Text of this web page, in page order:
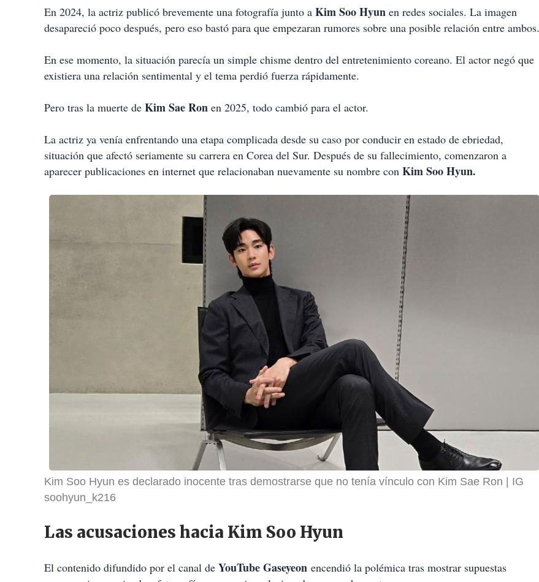
En 2024, la actriz publicó brevemente una fotografía junto a Kim Soo Hyun en redes sociales. La imagen
desapareció poco después, pero eso bastó para que empezaran rumores sobre una posible relación entre ambos.
En ese momento, la situación parecía un simple chisme dentro del entretenimiento coreano. El actor negó que
existiera una relación sentimental y el tema perdió fuerza rápidamente.
Pero tras la muerte de Kim Sae Ron en 2025, todo cambió para el actor.
La actriz ya venía enfrentando una etapa complicada desde su caso por conducir en estado de ebriedad,
situación que afectó seriamente su carrera en Corea del Sur. Después de su fallecimiento, comenzaron a
aparecer publicaciones en internet que relacionaban nuevamente su nombre con Kim Soo Hyun.
Kim Soo Hyun es declarado inocente tras demostrarse que no tenía vínculo con Kim Sae Ron
IG
soohyun_k216
Las acusaciones hacia Kim Soo Hyun
El contenido difundido por el canal de YouTube Gaseyeon encendió la polémica tras mostrar supuestas